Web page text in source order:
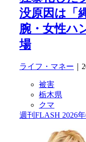
没原因は「
腕・女性ハ
場
ライフ・マネー ｜
被害
栃木県
クマ
週刊FLASH 2026